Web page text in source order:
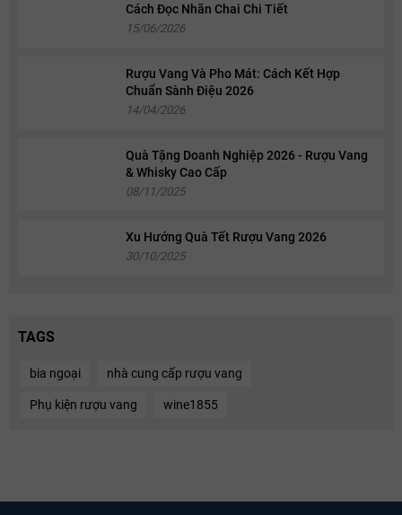
Cách Đọc Nhãn Chai Chi Tiết
15/06/2026
Rượu Vang Và Pho Mát: Cách Kết Hợp
Chuẩn Sành Điệu 2026
14/04/2026
Quà Tặng Doanh Nghiệp 2026 - Rượu Vang
& Whisky Cao Cấp
08/11/2025
Xu Hướng Quà Tết Rượu Vang 2026
30/10/2025
TAGS
bia ngoại nhà cung cấp rượu vang
Phụ kiện rượu vang wine1855